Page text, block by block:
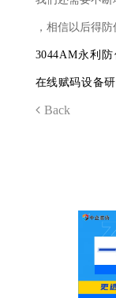
， 相信以后得防
3044AM永利
在线赋码设备
Back